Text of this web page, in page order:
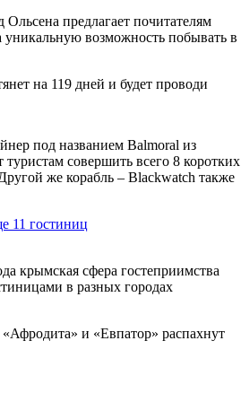
предлагает почитателям
уникальную возможность побывать в
на 119 дней и будет проводи
под названием Balmoral из
совершить всего 8 коротких
же корабль – Blackwatch также
11 гостиниц
крымская сфера гостеприимства
в разных городах
и «Евпатор» распахнут